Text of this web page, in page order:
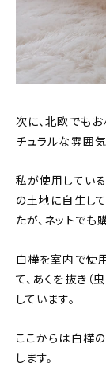
次に、北欧でも
チュラルな雰囲
私が使用してい
の土地に自生し
たが、ネットでも
白樺を室内で使
て、あくを抜き（
しています。
ここからは白樺
します。